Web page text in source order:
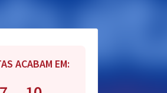
ACABAM EM: